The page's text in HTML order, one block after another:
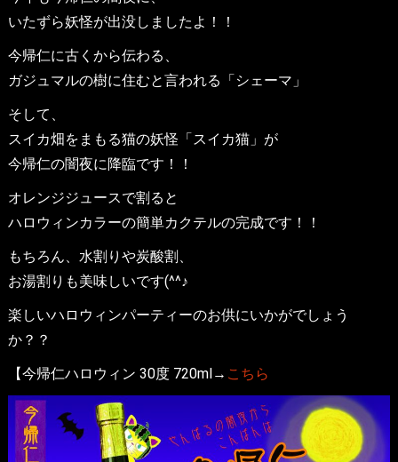
いたずら妖怪が出没しましたよ！！
今帰仁に古くから伝わる、
ガジュマルの樹に住むと言われる「シェーマ」
そして、
スイカ畑をまもる猫の妖怪「スイカ猫」が
今帰仁の闇夜に降臨です！！
オレンジジュースで割ると
ハロウィンカラーの簡単カクテルの完成です！！
もちろん、水割りや炭酸割、
お湯割りも美味しいです(^^♪
楽しいハロウィンパーティーのお供にいかがでしょう
か？？
【今帰仁ハロウィン 30度 720ml→ こちら